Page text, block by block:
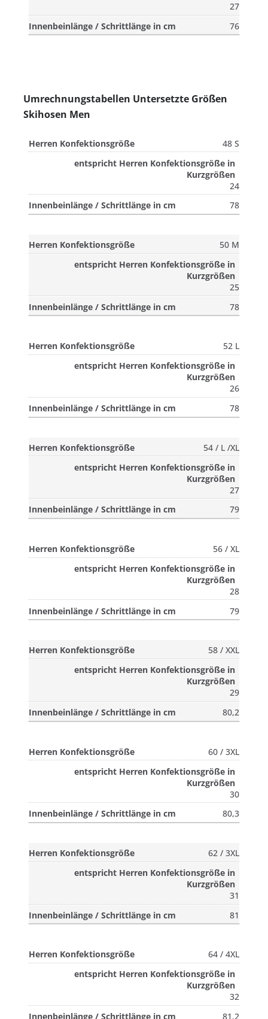
27
76
Umrechnungstabellen Untersetzte Größen
Skihosen Men
48 S
24
78
50 M
25
78
52 L
26
78
54 / L /XL
27
79
56 / XL
28
79
58 / XXL
29
80,2
60 / 3XL
30
80,3
62 / 3XL
31
81
64 / 4XL
32
81,2